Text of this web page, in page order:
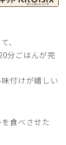
、
分ごはんが完
付けが嬉しい
食べさせた